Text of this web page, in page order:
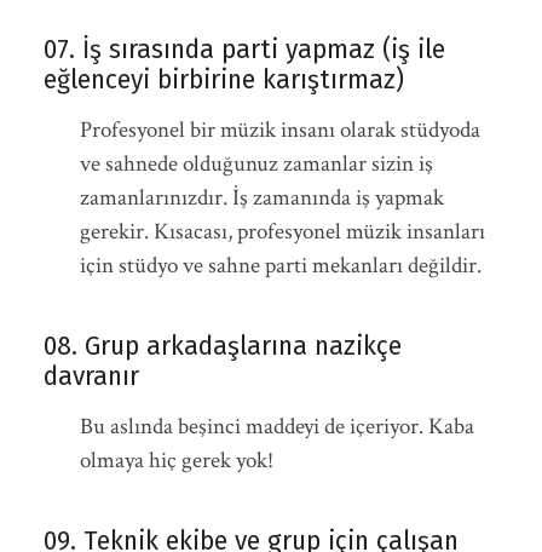
07. İş sırasında parti yapmaz (iş ile
eğlenceyi birbirine karıştırmaz)
Profesyonel bir müzik insanı olarak stüdyoda
ve sahnede olduğunuz zamanlar sizin iş
zamanlarınızdır. İş zamanında iş yapmak
gerekir. Kısacası, profesyonel müzik insanları
için stüdyo ve sahne parti mekanları değildir.
08. Grup arkadaşlarına nazikçe
davranır
Bu aslında beşinci maddeyi de içeriyor. Kaba
olmaya hiç gerek yok!
09. Teknik ekibe ve grup için çalışan